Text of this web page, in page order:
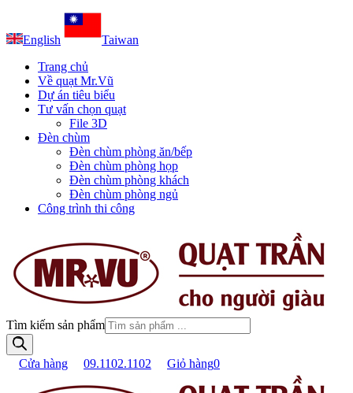
English
Taiwan
Trang chủ
Về quạt Mr.Vũ
Dự án tiêu biểu
Tư vấn chọn quạt
File 3D
Đèn chùm
Đèn chùm phòng ăn/bếp
Đèn chùm phòng họp
Đèn chùm phòng khách
Đèn chùm phòng ngủ
Công trình thi công
Tìm kiếm sản phẩm
Cửa hàng 09.1102.1102 Giỏ hàng0